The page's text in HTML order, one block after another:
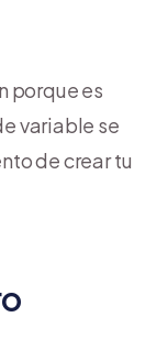
porque es
variable se
de crear tu